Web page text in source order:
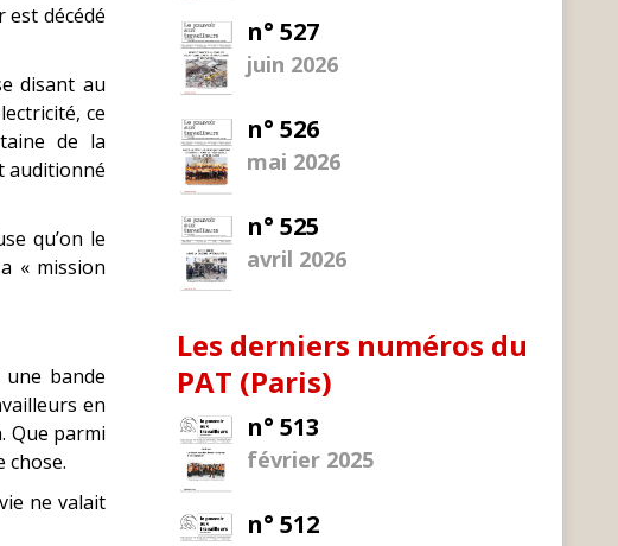
décédé
disant au
ce
de la
auditionné
qu’on le
« mission
bande
en
Que parmi
chose.
ne valait
n° 527
juin 2026
n° 526
mai 2026
n° 525
avril 2026
Les derniers numéros du
PAT (Paris)
n° 513
février 2025
n° 512